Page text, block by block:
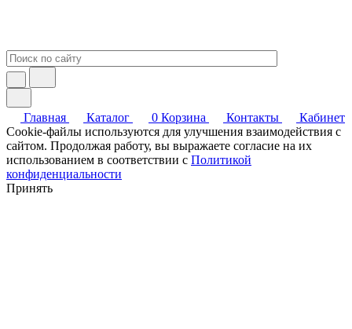
Главная Каталог 0 Корзина Контакты
Кабинет
Cookie-файлы используются для улучшения взаимодействия с
сайтом. Продолжая работу, вы выражаете согласие на их
использованием в соответствии с Политикой
конфиденциальности
Принять